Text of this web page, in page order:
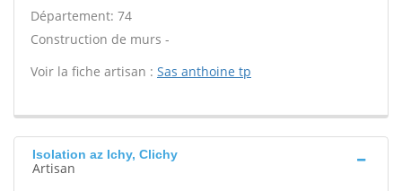
Département: 74
Construction de murs -
Voir la fiche artisan : Sas anthoine tp
Isolation az Ichy, Clichy
Artisan